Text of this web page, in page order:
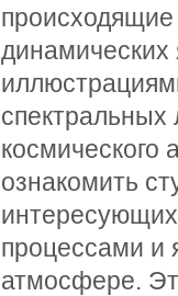
происходящие
космического
ознакомить
процессами и
атмосфере.